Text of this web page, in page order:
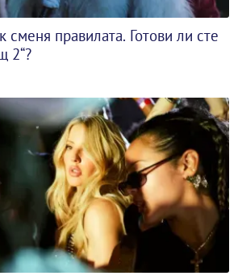
правилата. Готови ли сте
2“?